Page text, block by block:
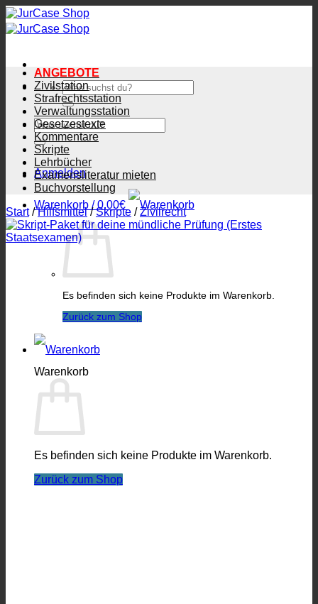
Zum
Inhalt
springen
Suchen
nach:
Suchen
nach:
Anmelden
Warenkorb /0.00€
Es befinden sich keine Produkte im Warenkorb.
Zurück zum Shop
Warenkorb
Es befinden sich keine Produkte im Warenkorb.
Zurück zum Shop
ANGEBOTE
Zivilstation
Strafrechtsstation
Verwaltungsstation
Gesetzestexte
Kommentare
Skripte
Lehrbücher
Examensliteratur mieten
Buchvorstellung
Start / Hilfsmittel / Skripte / Zivilrecht